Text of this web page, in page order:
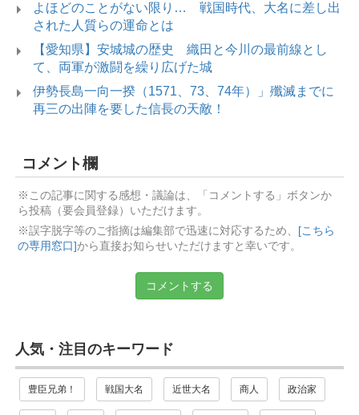
よほどのことがない限り… 戦国時代、大名に差し出
された人質らの運命とは
【愛知県】安城城の歴史 織田と今川の最前線とし
て、両軍が激闘を繰り広げた城
伊勢長島一向一揆（1571、73、74年）」殲滅までに
再三の出陣を要した信長の天敵！
コメント欄
※この記事に関する感想・議論は、「コメントする」ボタンか
ら投稿（要会員登録）いただけます。
※誤字脱字等のご指摘は編集部で迅速に対応するため、
[こちら
の専用窓口]から直接お知らせいただけますと幸いです。
コメントする
人気・注目のキーワード
豊臣兄弟！ 戦国大名 近世大名 商人 政治家